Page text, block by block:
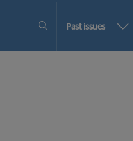
Past issuesMore